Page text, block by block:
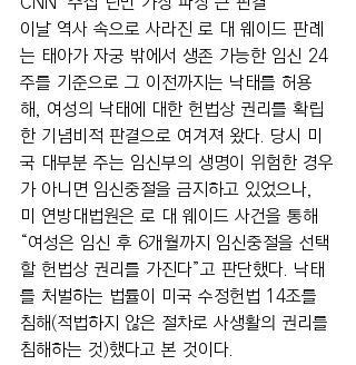
이날 역사 속으로 사라진 로 대 웨이드 판례
는 태아가 자궁 밖에서 생존 가능한 임신 24
주를 기준으로 그 이전까지는 낙태를 허용
해, 여성의 낙태에 대한 헌법상 권리를 확립
한 기념비적 판결으로 여겨져 왔다. 당시 미
국 대부분 주는 임신부의 생명이 위험한 경우
가 아니면 임신중절을 금지하고 있었으나,
미 연방대법원은 로 대 웨이드 사건을 통해
“여성은 임신 후 6개월까지 임신중절을 선택
할 헌법상 권리를 가진다”고 판단했다. 낙태
를 처벌하는 법률이 미국 수정헌법 14조를
침해(적법하지 않은 절차로 사생활의 권리를
침해하는 것)했다고 본 것이다.